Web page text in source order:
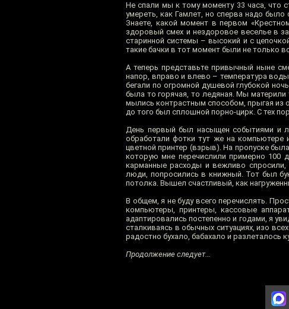
Не спали мы к тому моменту 33 часа, что
умереть, как Гамлет, но сперва надо
Знаете, какой момент в первом
здоровый смех и нездоровое веселье в
старинной системы – высокий и с
такие бачки в тот момент были не только
А теперь представьте привычный ныне
напор, вправо и влево – температура
бегали по огромной душевой глубокой
была то горячая, то ледяная. Мы
мылись контрастным способом, прыгая из
до того был сплошной порно-цирк. С тех
День первый был насыщен событиями и
обработали фотки тут же на компьютере
цветной принтер (взрыв). На пропуске
которую мне перечислили примерно 100
карманные расходы и вежливо
люди, попросились в книжный. Тот был
потолка. Вышел счастливый, как
В общем, я не буду всего перечислять.
компьютеры, принтеры, кассовые
адаптировались постепенно и годами, я
сталкиваясь в обычных ситуациях, изо
радостно бухало, бабахало и разлеталось
Продолжение следует...